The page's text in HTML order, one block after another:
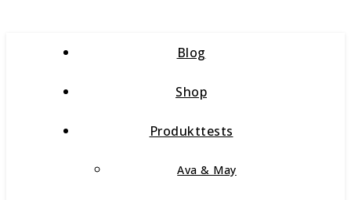
Blog
Shop
Produkttests
Ava & May